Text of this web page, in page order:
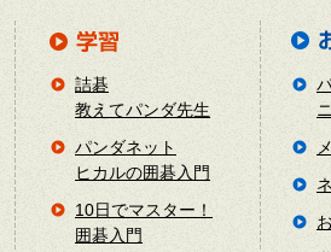
詰碁
教えてパンダ先生
パンダネット
ヒカルの囲碁入門
10日でマスター！
囲碁入門